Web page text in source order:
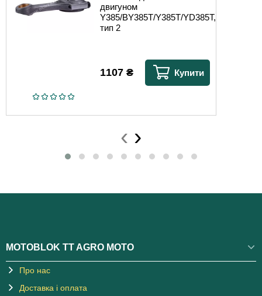
двигуном
Y385/BY385T/Y385T/YD385T,
тип 2
1107 ₴ Купити
‹ ›
MOTOBLOK TT AGRO MOTO
Про нас
Доставка і оплата